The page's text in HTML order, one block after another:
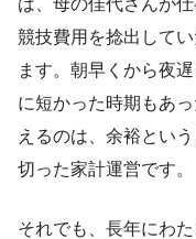
は、母の佳代さんが
競技費用を捻出して
ます。朝早くから夜
に短かった時期もあ
えるのは、余裕とい
切った家計運営です。
それでも、長年にわ